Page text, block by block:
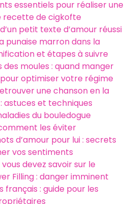
essentiels pour réaliser une
recette de cigkofte
petit texte d’amour réussi
punaise marron dans la
et étapes à suivre
des moules : quand manger
optimiser votre régime
une chanson en la
astuces et techniques
du bouledogue
les éviter
d’amour pour lui : secrets
vos sentiments
devez savoir sur le
Filling : danger imminent
français : guide pour les